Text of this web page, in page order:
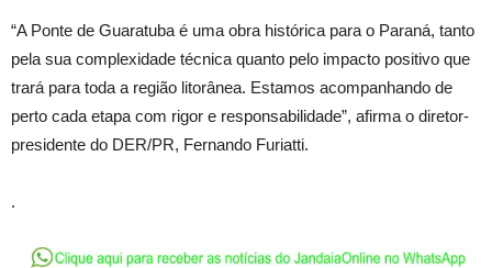
“A Ponte de Guaratuba é uma obra histórica para o Paraná, tanto
pela sua complexidade técnica quanto pelo impacto positivo que
trará para toda a região litorânea. Estamos acompanhando de
perto cada etapa com rigor e responsabilidade”, afirma o diretor-
presidente do DER/PR, Fernando Furiatti.
.